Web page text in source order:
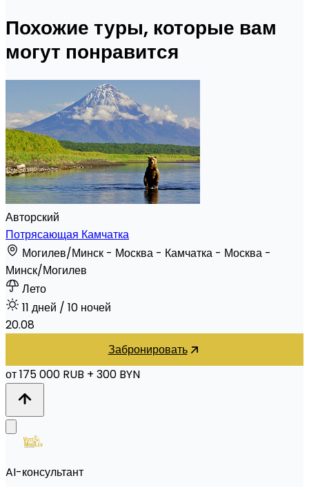
Похожие туры, которые вам
могут понравится
Авторский
Потрясающая Камчатка
Могилев/Минск - Москва - Камчатка - Москва -
Минск/Могилев
Лето
11 дней / 10 ночей
20.08
Забронировать
от 175 000 RUB + 300 BYN
AI-консультант